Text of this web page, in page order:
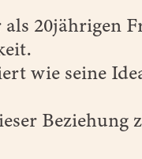
20jährigen
wie seine
Beziehung